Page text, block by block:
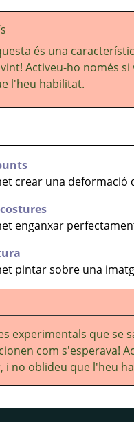
és una
Activeu-ho només
l'heu habilitat.
crear una deformació
enganxar
pintar sobre una
experimentals que se
com s'esperava!
i no oblideu que l'heu